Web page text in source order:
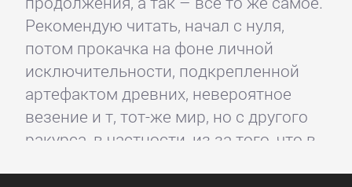
Рекомендую читать, начал с нуля,
потом прокачка на фоне личной
исключительности, подкрепленной
артефактом древних, невероятное
везение и т, тот-же мир, но с другого
ракурса, в частности, из за того, что в